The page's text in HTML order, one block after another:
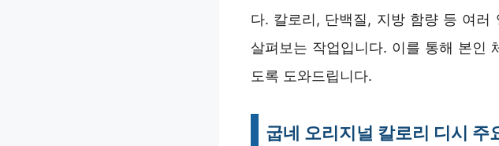
다. 칼로리, 단백질, 지방 함량 등 여러
살펴보는 작업입니다. 이를 통해 본인
도록 도와드립니다.
굽네 오리지널 칼로리 디시 주